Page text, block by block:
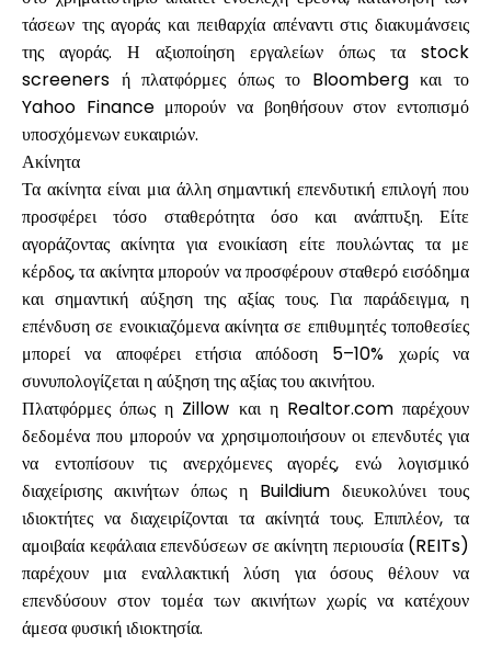
τάσεων της αγοράς και πειθαρχία απέναντι στις διακυμάνσεις
της αγοράς. Η αξιοποίηση εργαλείων όπως τα stock
screeners ή πλατφόρμες όπως το Bloomberg και το
Yahoo Finance μπορούν να βοηθήσουν στον εντοπισμό
υποσχόμενων ευκαιριών.
Ακίνητα
Τα ακίνητα είναι μια άλλη σημαντική επενδυτική επιλογή που
προσφέρει τόσο σταθερότητα όσο και ανάπτυξη. Είτε
αγοράζοντας ακίνητα για ενοικίαση είτε πουλώντας τα με
κέρδος, τα ακίνητα μπορούν να προσφέρουν σταθερό εισόδημα
και σημαντική αύξηση της αξίας τους. Για παράδειγμα, η
επένδυση σε ενοικιαζόμενα ακίνητα σε επιθυμητές τοποθεσίες
μπορεί να αποφέρει ετήσια απόδοση 5–10% χωρίς να
συνυπολογίζεται η αύξηση της αξίας του ακινήτου.
Πλατφόρμες όπως η Zillow και η Realtor.com παρέχουν
δεδομένα που μπορούν να χρησιμοποιήσουν οι επενδυτές για
να εντοπίσουν τις ανερχόμενες αγορές, ενώ λογισμικό
διαχείρισης ακινήτων όπως η Buildium διευκολύνει τους
ιδιοκτήτες να διαχειρίζονται τα ακίνητά τους. Επιπλέον, τα
αμοιβαία κεφάλαια επενδύσεων σε ακίνητη περιουσία (REITs)
παρέχουν μια εναλλακτική λύση για όσους θέλουν να
επενδύσουν στον τομέα των ακινήτων χωρίς να κατέχουν
άμεσα φυσική ιδιοκτησία.